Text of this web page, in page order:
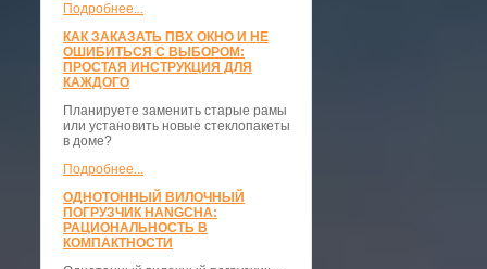
Подробнее...
КАК ЗАКАЗАТЬ ПВХ ОКНО И НЕ
ОШИБИТЬСЯ С ВЫБОРОМ:
ПРОСТАЯ ИНСТРУКЦИЯ ДЛЯ
КАЖДОГО
Планируете заменить старые рамы
или установить новые стеклопакеты
в доме?
Подробнее...
ОДНОТОННЫЙ ВИЛОЧНЫЙ
ПОГРУЗЧИК HANGCHA:
РАЦИОНАЛЬНОСТЬ В
КОМПАКТНОСТИ